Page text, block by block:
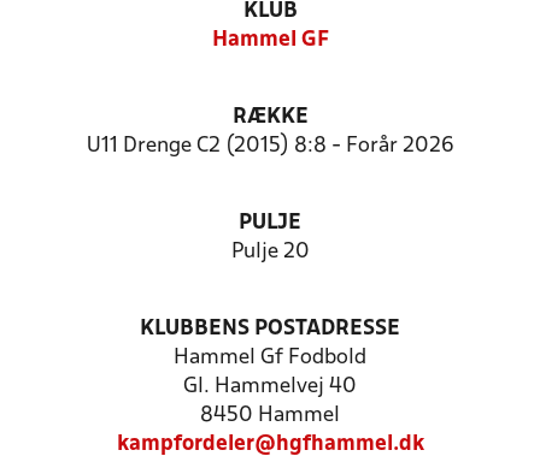
KLUB
Hammel GF
RÆKKE
U11 Drenge C2 (2015) 8:8 - Forår 2026
PULJE
Pulje 20
KLUBBENS POSTADRESSE
Hammel Gf Fodbold
Gl. Hammelvej 40
8450 Hammel
kampfordeler@hgfhammel.dk